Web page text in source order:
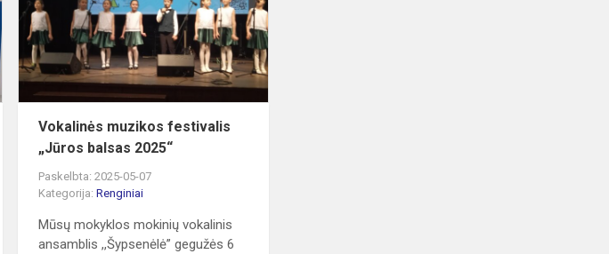
viktorina
"Atspėk
kalbą"
„Jūros
balsas
Vokalinės muzikos festivalis
„Jūros balsas 2025“
Paskelbta: 2025-05-07
Kategorija:Renginiai
Mūsų mokyklos mokinių vokalinis
ansamblis ,,Šypsenėlė” gegužės 6